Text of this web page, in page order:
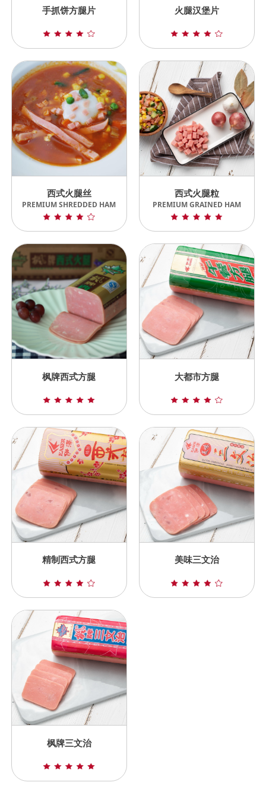
手抓饼方腿片 火腿汉堡片
西式火腿丝
PREMIUM SHREDDED HAM
西式火腿粒
PREMIUM GRAINED HAM
枫牌西式方腿 大都市方腿
精制西式方腿 美味三文治
枫牌三文治